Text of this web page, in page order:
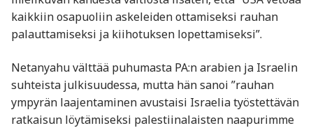
kaikkiin osapuoliin askeleiden ottamiseksi rauhan
palauttamiseksi ja kiihotuksen lopettamiseksi”.
Netanyahu välttää puhumasta PA:n arabien ja Israelin
suhteista julkisuudessa, mutta hän sanoi ”rauhan
ympyrän laajentaminen avustaisi Israelia työstettävän
ratkaisun löytämiseksi palestiinalaisten naapurimme